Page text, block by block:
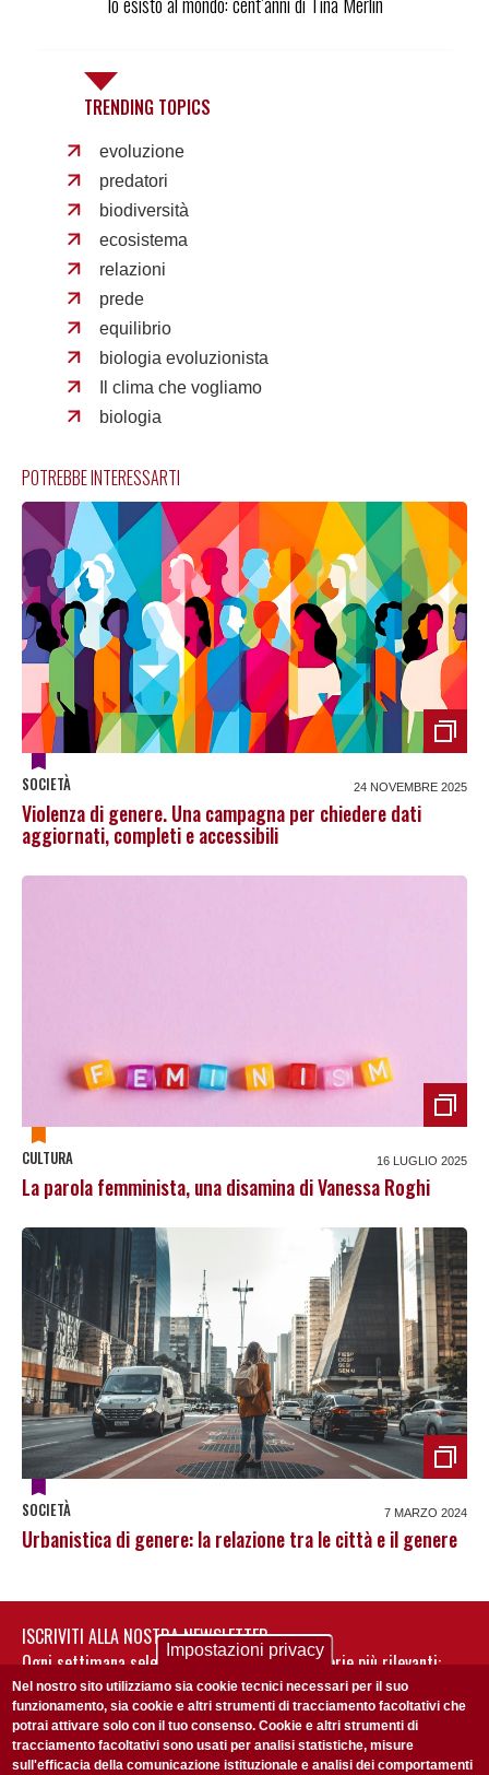
TRENDING TOPICS
evoluzione
predatori
biodiversità
ecosistema
relazioni
prede
equilibrio
biologia evoluzionista
Il clima che vogliamo
biologia
POTREBBE INTERESSARTI
SOCIETÀ 24 NOVEMBRE 2025
Violenza di genere. Una campagna per chiedere dati
aggiornati, completi e accessibili
CULTURA 16 LUGLIO 2025
La parola femminista, una disamina di Vanessa Roghi
SOCIETÀ 7 MARZO 2024
Urbanistica di genere: la relazione tra le città e il genere
ISCRIVITI ALLA NOSTRA NEWSLETTER
Ogni settimana selezioniamo per te nostre storie più rilevanti:
non perderti gli aggiornamenti della nostra newsletter
Impostazioni privacy
Nel nostro sito utilizziamo sia cookie tecnici necessari per il suo
funzionamento, sia cookie e altri strumenti di tracciamento facoltativi che
potrai attivare solo con il tuo consenso. Cookie e altri strumenti di
tracciamento facoltativi sono usati per analisi statistiche, misure
sull'efficacia della comunicazione istituzionale e analisi dei comportamenti